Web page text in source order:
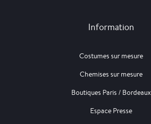
Information
Costumes sur mesure
Chemises sur mesure
Boutiques Paris / Bordeaux
Espace Presse